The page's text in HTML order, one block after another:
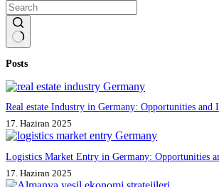
results
Posts
Real estate Industry in Germany: Opportunities and
17. Haziran 2025
Logistics Market Entry in Germany: Opportunities
17. Haziran 2025